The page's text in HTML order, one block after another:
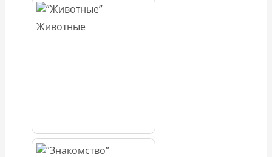
Животные